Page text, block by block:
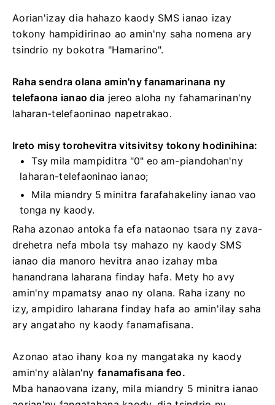
Aorian'izay dia hahazo kaody SMS ianao izay
tokony hampidirinao ao amin'ny saha nomena ary
tsindrio ny bokotra "Hamarino".
Raha sendra olana amin'ny fanamarinana ny
telefaona ianao dia jereo aloha ny fahamarinan'ny
laharan-telefaoninao napetrakao.
Ireto misy torohevitra vitsivitsy tokony hodinihina:
Tsy mila mampiditra "0" eo am-piandohan'ny
laharan-telefaoninao ianao;
Mila miandry 5 minitra farafahakeliny ianao vao
tonga ny kaody.
Raha azonao antoka fa efa nataonao tsara ny zava-
drehetra nefa mbola tsy mahazo ny kaody SMS
ianao dia manoro hevitra anao izahay mba
hanandrana laharana finday hafa. Mety ho avy
amin'ny mpamatsy anao ny olana. Raha izany no
izy, ampidiro laharana finday hafa ao amin'ilay saha
ary angataho ny kaody fanamafisana.
Azonao atao ihany koa ny mangataka ny kaody
amin'ny alàlan'nyfanamafisana feo.
Mba hanaovana izany, mila miandry 5 minitra ianao